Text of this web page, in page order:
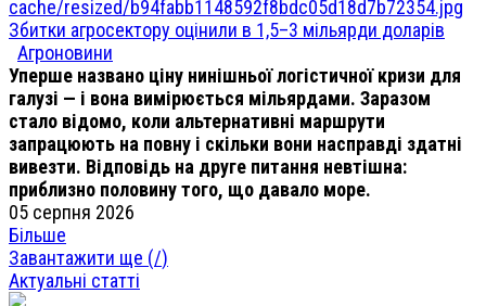
Збитки агросектору оцінили в 1,5–3 мільярди доларів
Агроновини
Уперше названо ціну нинішньої логістичної кризи для
галузі — і вона вимірюється мільярдами. Заразом
стало відомо, коли альтернативні маршрути
запрацюють на повну і скільки вони насправді здатні
вивезти. Відповідь на друге питання невтішна:
приблизно половину того, що давало море.
05 серпня 2026
Більше
Завантажити ще (/)
Актуальні статті